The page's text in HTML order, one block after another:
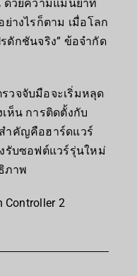
ด้วยความแม่นยำที่
างไรก็ตาม เมื่อโลก
รดักชันจริง” ข้อจำกัด
วจจับมือจะเริ่มหลุด
ห็น การติดตั้งกับ
ำคัญคือฮาร์ดแวร์
รับซอฟต์แวร์รุ่นใหม่
ภาพ
2